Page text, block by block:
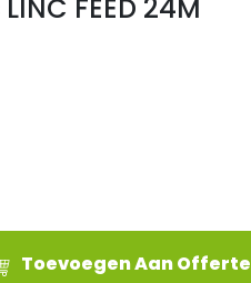
FEED 24M
Toevoegen Aan Offerte